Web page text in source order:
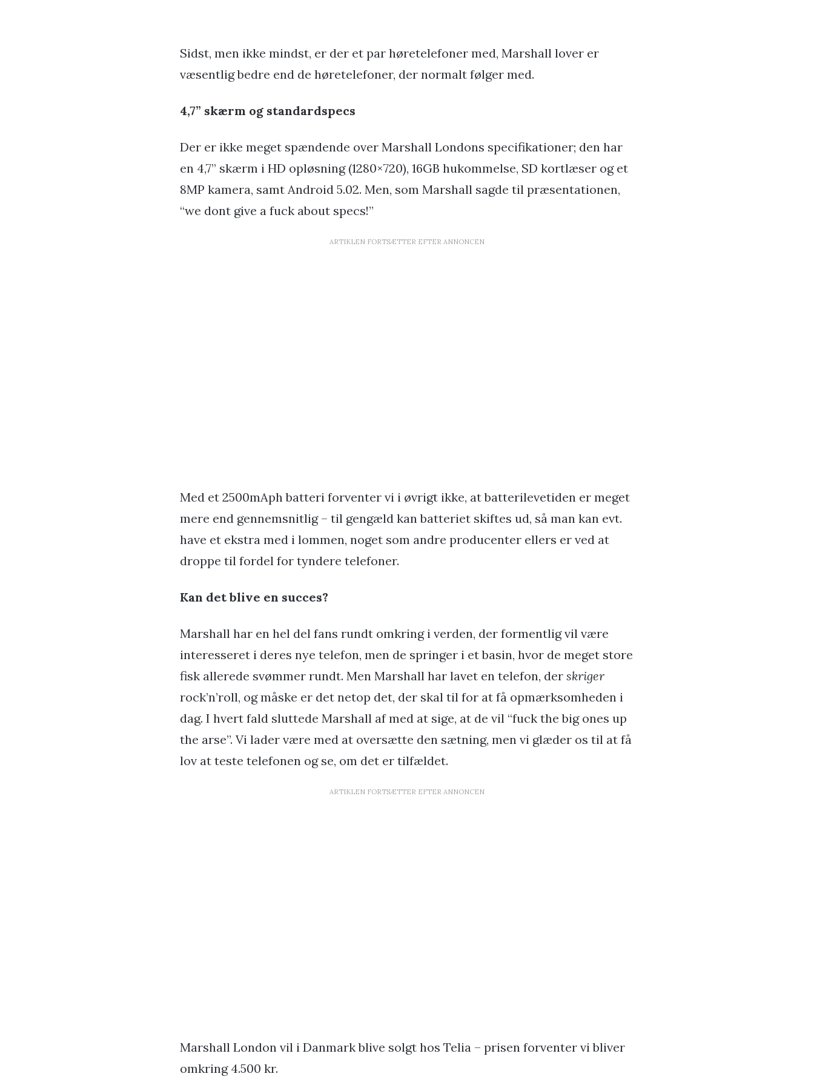
Sidst, men ikke mindst, er der et par høretelefoner med, Marshall lover er
væsentlig bedre end de høretelefoner, der normalt følger med.
4,7” skærm og standardspecs
Der er ikke meget spændende over Marshall Londons specifikationer; den har
en 4,7” skærm i HD opløsning (1280×720), 16GB hukommelse, SD kortlæser og et
8MP kamera, samt Android 5.02. Men, som Marshall sagde til præsentationen,
“we dont give a fuck about specs!”
ARTIKLEN FORTSÆTTER EFTER ANNONCEN
Med et 2500mAph batteri forventer vi i øvrigt ikke, at batterilevetiden er meget
mere end gennemsnitlig – til gengæld kan batteriet skiftes ud, så man kan evt.
have et ekstra med i lommen, noget som andre producenter ellers er ved at
droppe til fordel for tyndere telefoner.
Kan det blive en succes?
Marshall har en hel del fans rundt omkring i verden, der formentlig vil være
interesseret i deres nye telefon, men de springer i et basin, hvor de meget store
fisk allerede svømmer rundt. Men Marshall har lavet en telefon, der skriger
rock’n’roll, og måske er det netop det, der skal til for at få opmærksomheden i
dag. I hvert fald sluttede Marshall af med at sige, at de vil “fuck the big ones up
the arse”. Vi lader være med at oversætte den sætning, men vi glæder os til at få
lov at teste telefonen og se, om det er tilfældet.
ARTIKLEN FORTSÆTTER EFTER ANNONCEN
Marshall London vil i Danmark blive solgt hos Telia – prisen forventer vi bliver
omkring 4.500 kr.